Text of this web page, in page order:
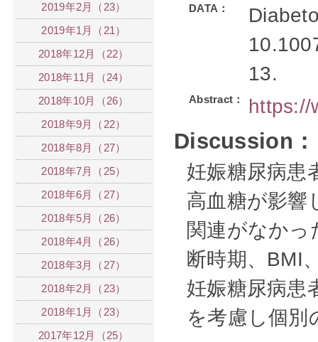
DATA：
13.
Abstract： https://
Discussion：
妊娠糖尿病患
高血糖が影響
関連がなかっ
断時期、BMI
妊娠糖尿病患
を考慮し個別
2019年2月（23）
2019年1月（21）
2018年12月（22）
2018年11月（24）
2018年10月（26）
2018年9月（22）
2018年8月（27）
2018年7月（25）
2018年6月（27）
2018年5月（26）
2018年4月（26）
2018年3月（27）
2018年2月（23）
2018年1月（23）
2017年12月（25）